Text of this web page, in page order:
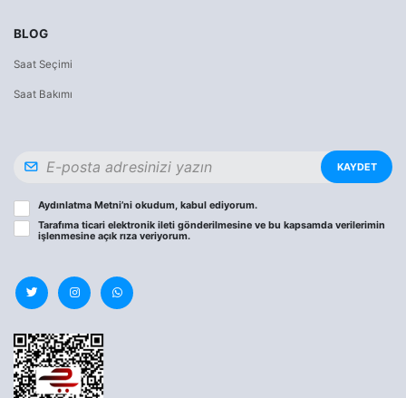
BLOG
Saat Seçimi
Saat Bakımı
KAYDET
Aydınlatma Metni’ni okudum, kabul ediyorum.
Tarafıma ticari elektronik ileti gönderilmesine ve bu kapsamda verilerimin
işlenmesine açık rıza veriyorum.